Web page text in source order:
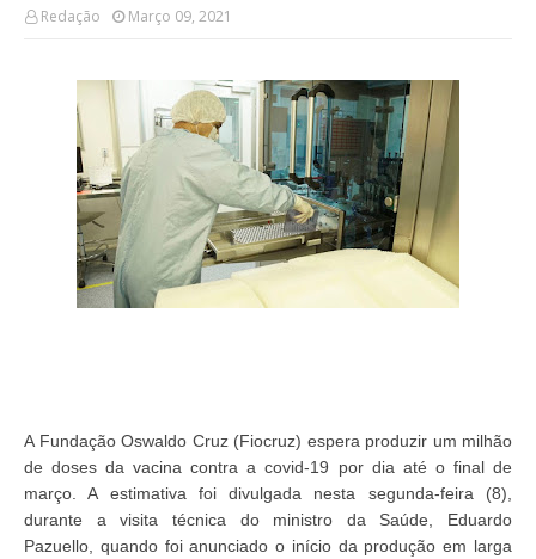
Redação Março 09, 2021
A Fundação Oswaldo Cruz (Fiocruz) espera produzir um milhão
de doses da vacina contra a covid-19 por dia até o final de
março. A estimativa foi divulgada nesta segunda-feira (8),
durante a visita técnica do ministro da Saúde, Eduardo
Pazuello, quando foi anunciado o início da produção em larga